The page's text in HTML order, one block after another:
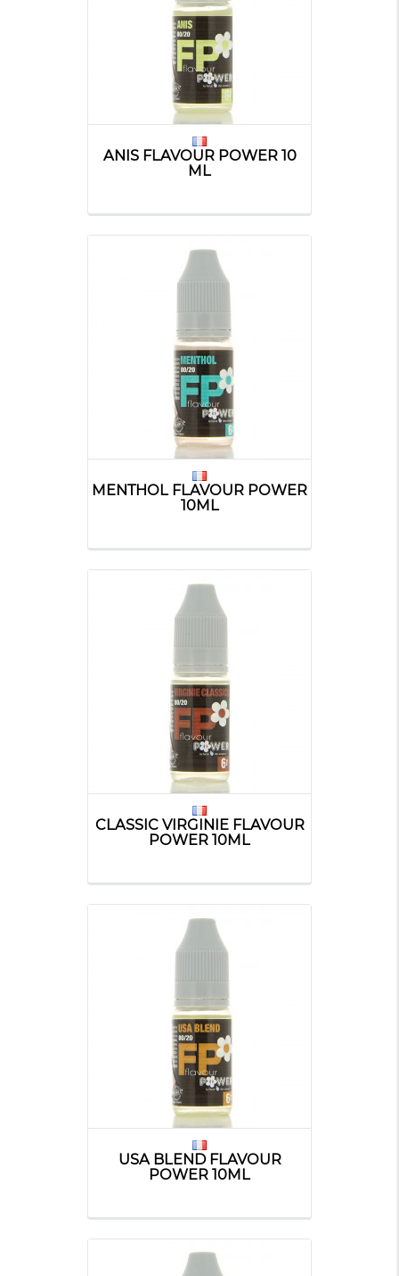
ANIS FLAVOUR POWER 10
ML
MENTHOL FLAVOUR POWER
10ML
CLASSIC VIRGINIE FLAVOUR
POWER 10ML
USA BLEND FLAVOUR
POWER 10ML